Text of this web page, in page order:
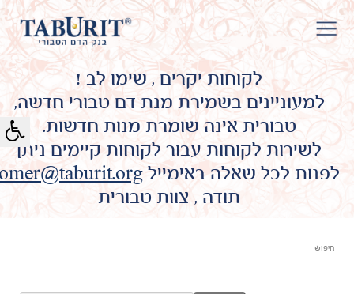
לקוחות יקרים , שימו לב !
למעוניינים בשמירת מנת דם טבורי חדשה,
טבורית אינה שומרת מנות חדשות.
לשירות לקוחות עבור לקוחות קיימים ניתן
לפנות לכל שאלה באימייל
תודה , צוות טבורית
חיפוש